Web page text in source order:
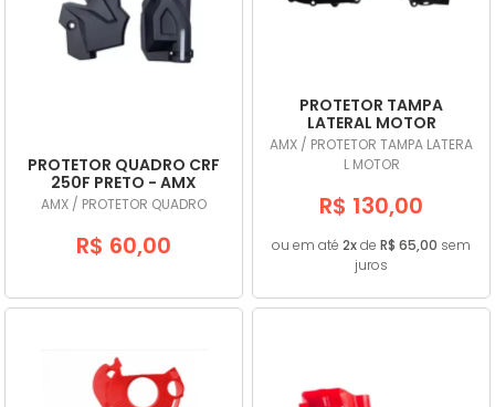
PROTETOR QUADRO CRF
250F PRETO - AMX
AMX / PROTETOR QUADRO
R$ 60,00
PROTETOR TAMPA
LATERAL MOTOR
DEFENDER CRF 230 PRETO
- AMX
AMX / PROTETOR TAMPA LATERA
L MOTOR
R$ 130,00
ou em até 2xde R$ 65,00 sem
juros